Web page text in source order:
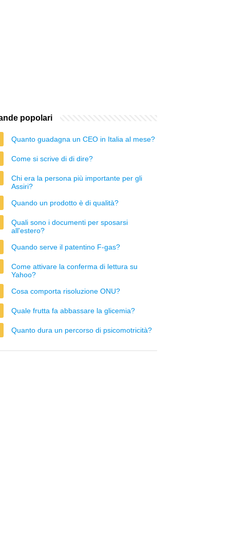
popolari
Quanto guadagna un CEO in Italia al mese?
Come si scrive di di dire?
Chi era la persona più importante per gli
Assiri?
Quando un prodotto è di qualità?
Quali sono i documenti per sposarsi
all'estero?
Quando serve il patentino F-gas?
Come attivare la conferma di lettura su
Yahoo?
Cosa comporta risoluzione ONU?
Quale frutta fa abbassare la glicemia?
Quanto dura un percorso di psicomotricità?